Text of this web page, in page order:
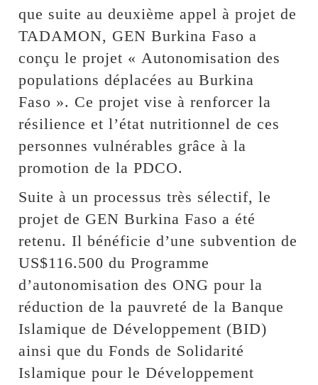
que suite au deuxième appel à projet de
TADAMON, GEN Burkina Faso a
conçu le projet « Autonomisation des
populations déplacées au Burkina
Faso ». Ce projet vise à renforcer la
résilience et l’état nutritionnel de ces
personnes vulnérables grâce à la
promotion de la PDCO.
Suite à un processus très sélectif, le
projet de GEN Burkina Faso a été
retenu. Il bénéficie d’une subvention de
US$116.500 du Programme
d’autonomisation des ONG pour la
réduction de la pauvreté de la Banque
Islamique de Développement (BID)
ainsi que du Fonds de Solidarité
Islamique pour le Développement